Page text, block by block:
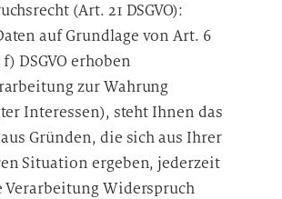
(Art. 21 DSGVO):
auf Grundlage von Art. 6
f) DSGVO erhoben
zur Wahrung
Interessen), steht Ihnen das
Gründen, die sich aus Ihrer
Situation ergeben, jederzeit
Verarbeitung Widerspruch